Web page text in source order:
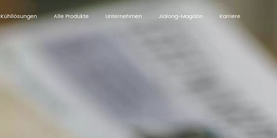
Kühllösungen Alle Produkte Unternehmen Jialong-Magazin Karriere